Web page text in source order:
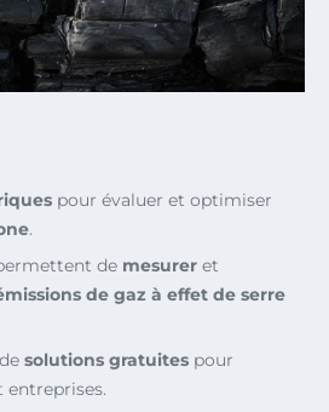
pour évaluer et optimiser
.
de mesurer et
de gaz à effet de serre
solutions gratuites pour
entreprises.